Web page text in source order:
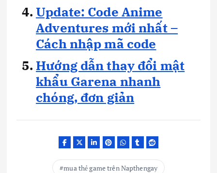
Update: Code Anime
Adventures mới nhất –
Cách nhập mã code
Hướng dẫn thay đổi mật
khẩu Garena nhanh
chóng, đơn giản
mua thẻ game trên Napthengay